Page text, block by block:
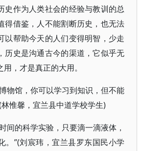
史作为人类社会的经验与教训的总
得借鉴，人不能割断历史，也无法
以帮助今天的人们变得明智，少走
历史是沟通古今的渠道，它似乎无
，才是真正的大用。
物馆，你可以学习到知识，但不能
惟馨，宜兰县中道学校学生)
间的科学实验，只要滴一滴液体，
。”(刘宸玮，宜兰县罗东国民小学